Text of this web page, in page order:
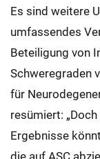
Es sind weitere
umfassendes
Beteiligung von
Schweregraden
für
resümiert:
Ergebnisse